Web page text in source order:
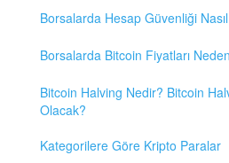
Borsalarda Hesap Güvenliği
Borsalarda Bitcoin Fiyatları
Bitcoin Halving Nedir? Bitcoin
Olacak?
Kategorilere Göre Kripto Paralar